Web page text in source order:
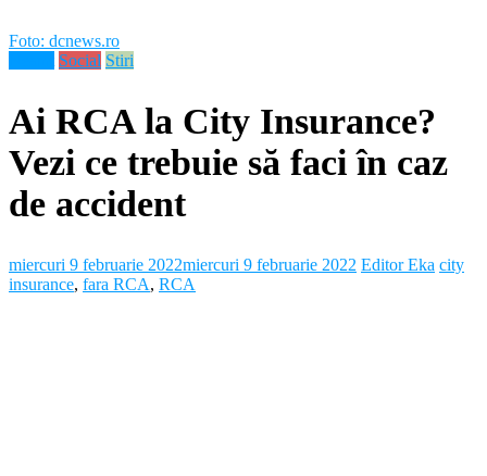
Foto: dcnews.ro
Social Stiri
Ai RCA la City Insurance?
Vezi ce trebuie să faci în caz
de accident
miercuri 9 februarie 2022miercuri 9 februarie 2022 Editor Eka city
insurance, fara RCA, RCA